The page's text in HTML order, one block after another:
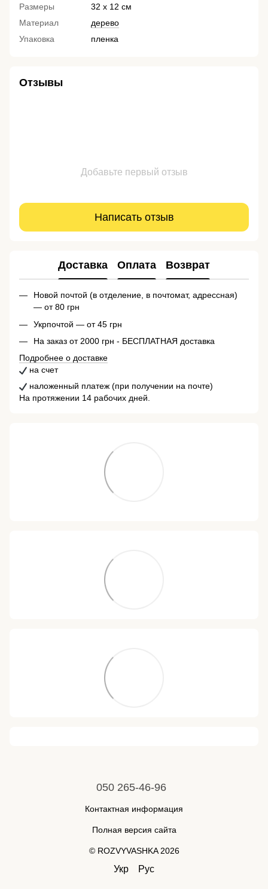
Размеры
32 х 12 см
Материал
дерево
Упаковка
пленка
Отзывы
Добавьте первый отзыв
Написать отзыв
Доставка Оплата Возврат
Новой почтой (в отделение, в почтомат, адрессная)
— от 80 грн
Укрпочтой — от 45 грн
На заказ от 2000 грн - БЕСПЛАТНАЯ доставка
Подробнее о доставке
на счет
наложенный платеж (при получении на почте)
На протяжении 14 рабочих дней.
050 265-46-96
Контактная информация
Полная версия сайта
© ROZVYVASHKA 2026
Укр Рус